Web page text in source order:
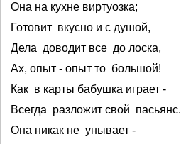
Она на кухне виртуозка;
Готовит вкусно и с душой,
Дела доводит все до лоска,
Ах, опыт - опыт то большой!
Как в карты бабушка играет -
Всегда разложит свой пасьянс.
Она никак не унывает -